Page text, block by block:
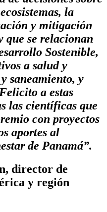
la
y mitigación
que se relacionan
Sostenible,
a salud y
saneamiento, y
a estas
las científicas que
con proyectos
aportes al
de Panamá”.
director de
y región